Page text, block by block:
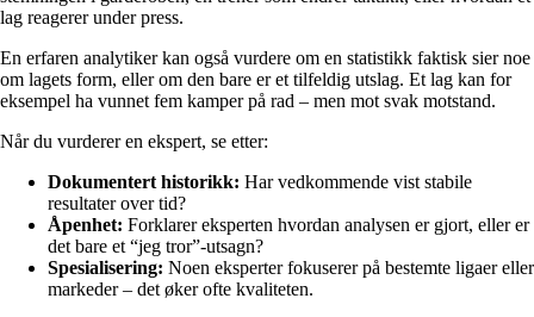
lag reagerer under press.
En erfaren analytiker kan også vurdere om en statistikk faktisk sier noe
om lagets form, eller om den bare er et tilfeldig utslag. Et lag kan for
eksempel ha vunnet fem kamper på rad – men mot svak motstand.
Når du vurderer en ekspert, se etter:
Dokumentert historikk: Har vedkommende vist stabile
resultater over tid?
Åpenhet: Forklarer eksperten hvordan analysen er gjort, eller er
det bare et “jeg tror”-utsagn?
Spesialisering: Noen eksperter fokuserer på bestemte ligaer eller
markeder – det øker ofte kvaliteten.